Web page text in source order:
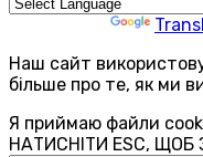
Наш сайт
більше про те, як ми
Я приймаю файли
НАТИСНІТИ ESC, ЩОБ